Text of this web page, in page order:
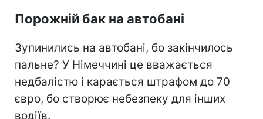
Порожній бак на автобані
Зупинились на автобані, бо закінчилось
пальне? У Німеччині це вважається
недбалістю і карається штрафом до 70
євро, бо створює небезпеку для інших
водіїв.